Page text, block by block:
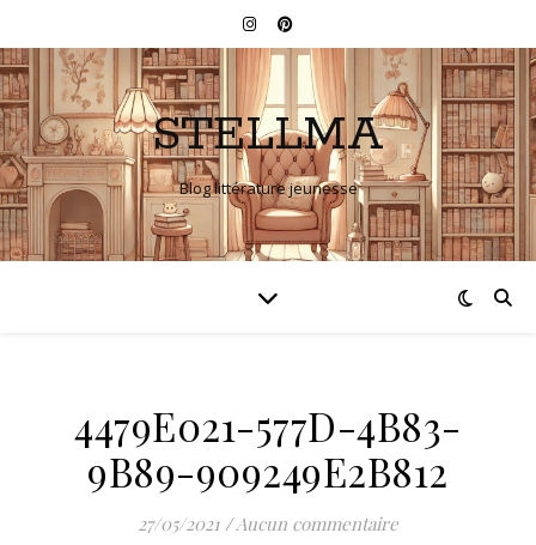
STELLMA
Blog littérature jeunesse
4479E021-577D-4B83-
9B89-909249E2B812
27/05/2021 /Aucun commentaire